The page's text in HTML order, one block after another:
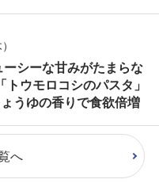
シーな甘みがたまらな
ウモロコシのパスタ」
うゆの香りで食欲倍増
へ